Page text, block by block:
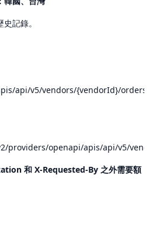
記錄。
api/v5/vendors/{vendorId}/
providers/openapi/apis/api/v5/
和 X-Requested-By 之外需要額